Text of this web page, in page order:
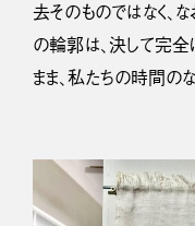
去そのものではなく、
の輪郭は、決して完全
まま、私たちの時間の